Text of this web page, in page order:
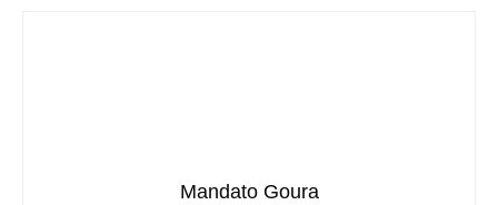
Mandato Goura